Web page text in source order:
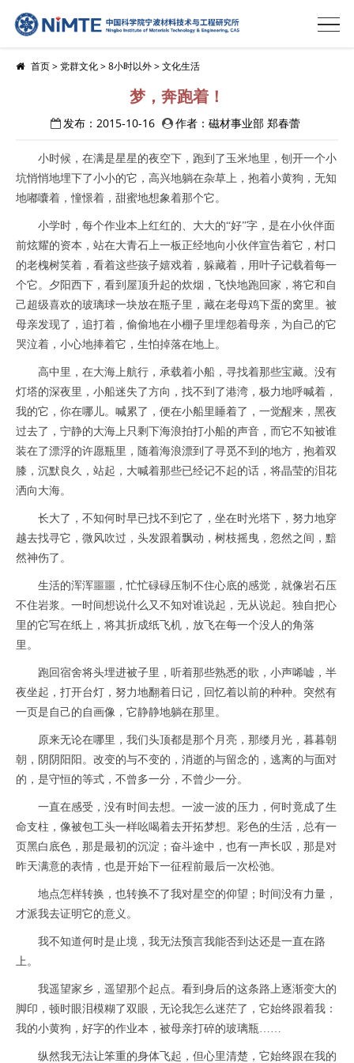
首页>党群文化>8小时以外>文化生活
梦，奔跑着！
发布：2015-10-16 作者：磁材事业部 郑春蕾
小时候，在满是星星的夜空下，跑到了玉米地里，刨开一个小
坑悄悄地埋下了小小的它，高兴地躺在杂草上，抱着小黄狗，无知
地嘟囔着，憧憬着，甜蜜地想象着那个它。
小学时，每个作业本上红红的、大大的“好”字，是在小伙伴面
前炫耀的资本，站在大青石上一板正经地向小伙伴宣告着它，村口
的老槐树笑着，看着这些孩子嬉戏着，躲藏着，用叶子记载着每一
个它。夕阳西下，看到屋顶升起的炊烟，飞快地跑回家，将它和自
己超级喜欢的玻璃球一块放在瓶子里，藏在老母鸡下蛋的窝里。被
母亲发现了，追打着，偷偷地在小棚子里埋怨着母亲，为自己的它
哭泣着，小心地捧着它，生怕掉落在地上。
高中里，在大海上航行，承载着小船，寻找着那些宝藏。没有
灯塔的深夜里，小船迷失了方向，找不到了港湾，极力地呼喊着，
我的它，你在哪儿。喊累了，便在小船里睡着了，一觉醒来，黑夜
过去了，宁静的大海上只剩下海浪拍打小船的声音，而它不知被谁
装在了漂浮的许愿瓶里，随着海浪漂到了寻觅不到的地方，抱着双
膝，沉默良久，站起，大喊着那些已经记不起的话，将晶莹的泪花
洒向大海。
长大了，不知何时早已找不到它了，坐在时光塔下，努力地穿
越去找寻它，微风吹过，头发跟着飘动，树枝摇曳，忽然之间，黯
然神伤了。
生活的浑浑噩噩，忙忙碌碌压制不住心底的感觉，就像岩石压
不住岩浆。一时间想说什么又不知对谁说起，无从说起。独自把心
里的它写在纸上，将其折成纸飞机，放飞在每一个没人的角落
里。
跑回宿舍将头埋进被子里，听着那些熟悉的歌，小声唏嘘，半
夜坐起，打开台灯，努力地翻着日记，回忆着以前的种种。突然有
一页是自己的自画像，它静静地躺在那里。
原来无论在哪里，我们头顶都是那个月亮，那缕月光，暮暮朝
朝，阴阴阳阳。改变的与不变的，消逝的与留念的，逃离的与面对
的，是守恒的等式，不曾多一分，不曾少一分。
一直在感受，没有时间去想。一波一波的压力，何时竟成了生
命支柱，像被包工头一样吆喝着去开拓梦想。彩色的生活，总有一
页黑白底色，那是最初的沉淀；奋斗途中，也有一声长叹，那是对
昨天满意的表情，也是开始下一征程前最后一次松弛。
地点怎样转换，也转换不了我对星空的仰望；时间没有力量，
才派我去证明它的意义。
我不知道何时是止境，我无法预言我能否到达还是一直在路
上。
我遥望家乡，遥望那个起点。看到身后的这条路上逐渐变大的
脚印，顿时眼泪模糊了双眼，无论我怎么迷茫了，它始终跟着我：
我的小黄狗，好字的作业本，被母亲打碎的玻璃瓶……
纵然我无法让笨重的身体飞起，但心里清楚，它始终跟在我的